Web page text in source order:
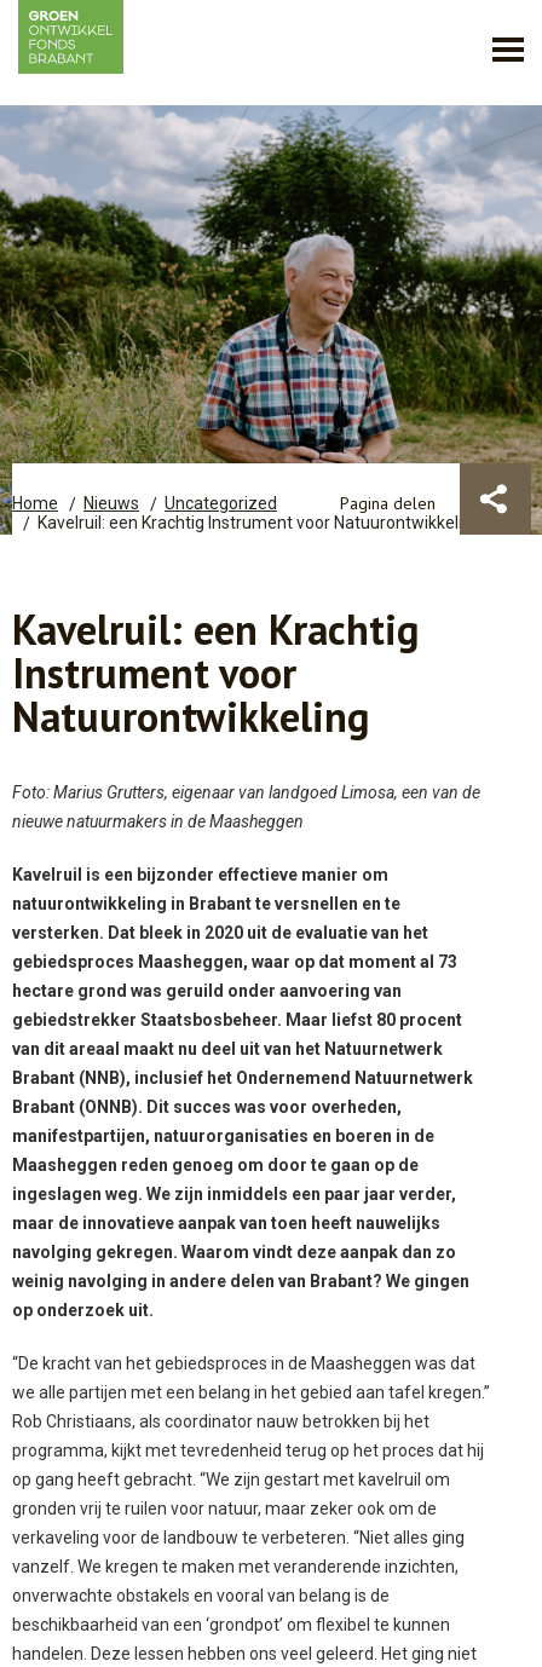
Home Nieuws
Uncategorized
Kavelruil: een Krachtig Instrument voor Natuurontwikkeling
Pagina delen
Kavelruil: een Krachtig
Instrument voor
Natuurontwikkeling
Foto: Marius Grutters, eigenaar van landgoed Limosa, een van de
nieuwe natuurmakers in de Maasheggen
Kavelruil is een bijzonder effectieve manier om
natuurontwikkeling in Brabant te versnellen en te
versterken. Dat bleek in 2020 uit de evaluatie van het
gebiedsproces Maasheggen, waar op dat moment al 73
hectare grond was geruild onder aanvoering van
gebiedstrekker Staatsbosbeheer. Maar liefst 80 procent
van dit areaal maakt nu deel uit van het Natuurnetwerk
Brabant (NNB), inclusief het Ondernemend Natuurnetwerk
Brabant (ONNB). Dit succes was voor overheden,
manifestpartijen, natuurorganisaties en boeren in de
Maasheggen reden genoeg om door te gaan op de
ingeslagen weg. We zijn inmiddels een paar jaar verder,
maar de innovatieve aanpak van toen heeft nauwelijks
navolging gekregen. Waarom vindt deze aanpak dan zo
weinig navolging in andere delen van Brabant? We gingen
op onderzoek uit.
“De kracht van het gebiedsproces in de Maasheggen was dat
we alle partijen met een belang in het gebied aan tafel kregen.”
Rob Christiaans, als coordinator nauw betrokken bij het
programma, kijkt met tevredenheid terug op het proces dat hij
op gang heeft gebracht. “We zijn gestart met kavelruil om
gronden vrij te ruilen voor natuur, maar zeker ook om de
verkaveling voor de landbouw te verbeteren. “Niet alles ging
vanzelf. We kregen te maken met veranderende inzichten,
onverwachte obstakels en vooral van belang is de
beschikbaarheid van een ‘grondpot’ om flexibel te kunnen
handelen. Deze lessen hebben ons veel geleerd. Het ging niet